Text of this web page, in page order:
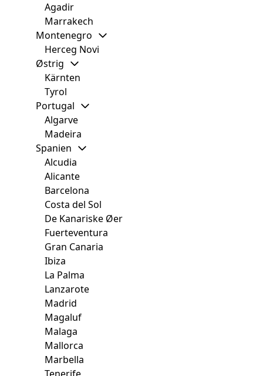
Agadir
Marrakech
Montenegro
Herceg Novi
Østrig
Kärnten
Tyrol
Portugal
Algarve
Madeira
Spanien
Alcudia
Alicante
Barcelona
Costa del Sol
De Kanariske Øer
Fuerteventura
Gran Canaria
Ibiza
La Palma
Lanzarote
Madrid
Magaluf
Malaga
Mallorca
Marbella